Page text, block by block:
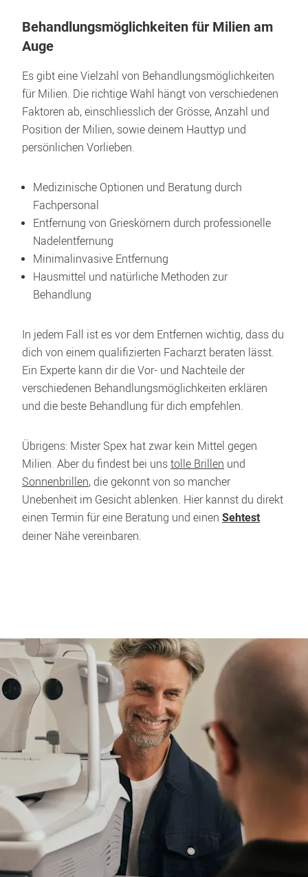
Behandlungsmöglichkeiten für Milien am
Auge
Es gibt eine Vielzahl von Behandlungsmöglichkeiten
für Milien. Die richtige Wahl hängt von verschiedenen
Faktoren ab, einschliesslich der Grösse, Anzahl und
Position der Milien, sowie deinem Hauttyp und
persönlichen Vorlieben.
Medizinische Optionen und Beratung durch
Fachpersonal
Entfernung von Grieskörnern durch professionelle
Nadelentfernung
Minimalinvasive Entfernung
Hausmittel und natürliche Methoden zur
Behandlung
In jedem Fall ist es vor dem Entfernen wichtig, dass du
dich von einem qualifizierten Facharzt beraten lässt.
Ein Experte kann dir die Vor- und Nachteile der
verschiedenen Behandlungsmöglichkeiten erklären
und die beste Behandlung für dich empfehlen.
Übrigens: Mister Spex hat zwar kein Mittel gegen
Milien. Aber du findest bei uns tolle Brillen
Sonnenbrillen, die gekonnt von so mancher
Unebenheit im Gesicht ablenken. Hier kannst du direkt
einen Termin für eine Beratung und einen Sehtest
deiner Nähe vereinbaren.